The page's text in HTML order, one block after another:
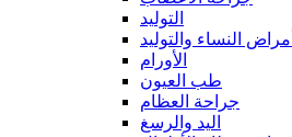
التوليد
أمراض النساء والتوليد
الأورام
طب العيون
جراحة العظام
اليد والرسغ